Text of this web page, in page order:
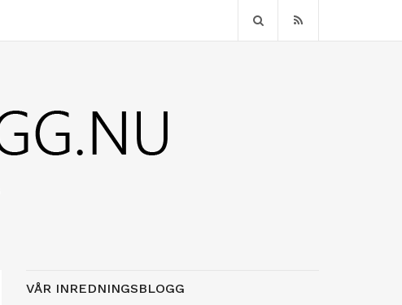
VÅR INREDNINGSBLOGG